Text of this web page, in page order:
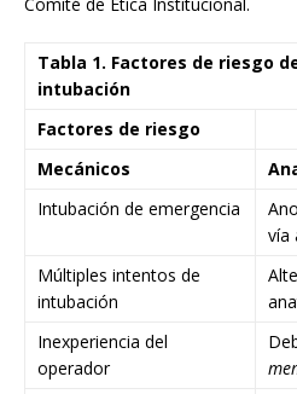
Tabla 1. Factores de riesgo
intubación
Factores de riesgo
Mecánicos
Intubación de emergencia
vía
Múltiples intentos de
intubación
Inexperiencia del
operador